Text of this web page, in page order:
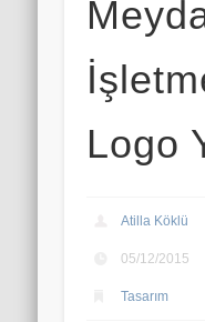
Logo
Atilla Köklü
05/12/2015
Tasarım